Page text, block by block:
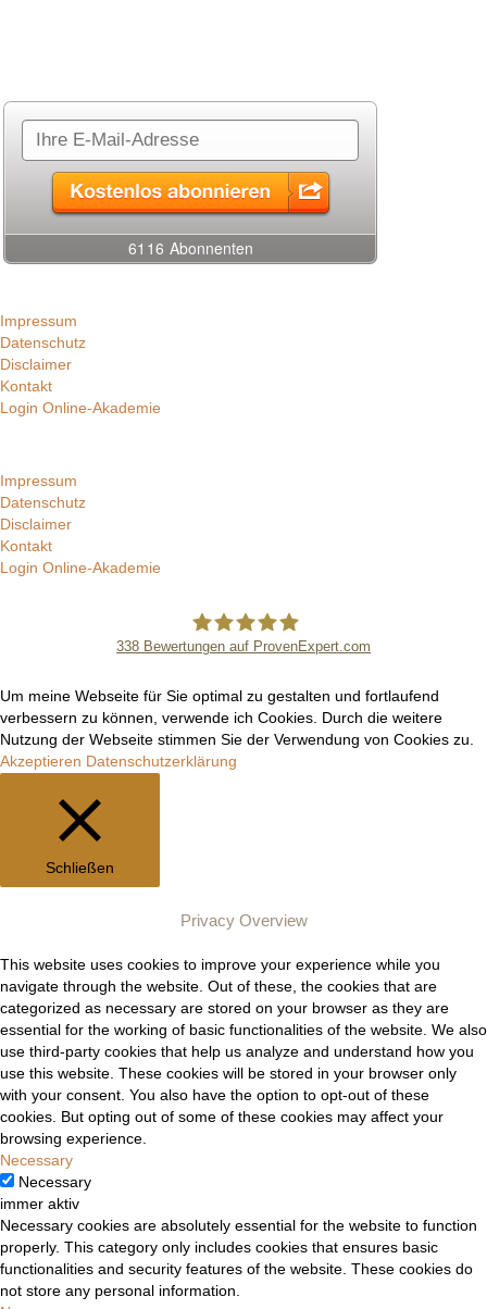
Impressum
Datenschutz
Disclaimer
Kontakt
Login Online-Akademie
Impressum
Datenschutz
Disclaimer
Kontakt
Login Online-Akademie
Manuel Epli
338 Bewertungen auf ProvenExpert.com
Um meine Webseite für Sie optimal zu gestalten und fortlaufend
verbessern zu können, verwende ich Cookies. Durch die weitere
Nutzung der Webseite stimmen Sie der Verwendung von Cookies zu.
Akzeptieren Datenschutzerklärung
Schließen
Privacy Overview
This website uses cookies to improve your experience while you
navigate through the website. Out of these, the cookies that are
categorized as necessary are stored on your browser as they are
essential for the working of basic functionalities of the website. We also
use third-party cookies that help us analyze and understand how you
use this website. These cookies will be stored in your browser only
with your consent. You also have the option to opt-out of these
cookies. But opting out of some of these cookies may affect your
browsing experience.
Necessary
Necessary
immer aktiv
Necessary cookies are absolutely essential for the website to function
properly. This category only includes cookies that ensures basic
functionalities and security features of the website. These cookies do
not store any personal information.